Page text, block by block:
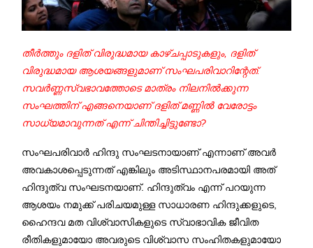
തീര്‍ത്തും ദളിത് വിരുദ്ധമായ കാഴ്ചപ്പാടുകളും, ദളിത്
വിരുദ്ധമായ ആശയങ്ങളുമാണ് സംഘപരിവാറിന്റേത്.
സവര്‍ണ്ണസ്വഭാവത്തോടെ മാത്രം നിലനില്‍ക്കുന്ന
സംഘത്തിന് എങ്ങനെയാണ് ദളിത് മണ്ണില്‍ വേരോട്ടം
സാധ്യമാവുന്നത് എന്ന് ചിന്തിച്ചിട്ടുണ്ടോ?
സംഘപരിവാര്‍ ഹിന്ദു സംഘടനായാണ് എന്നാണ് അവര്‍
അവകാശപ്പെടുന്നത് എങ്കിലും അടിസ്ഥാനപരമായി അത്
ഹിന്ദുത്വ സംഘടനയാണ്. ഹിന്ദുത്വം എന്ന് പറയുന്ന
ആശയം നമുക്ക് പരിചയമുള്ള സാധാരണ ഹിന്ദുക്കളുടെ,
ഹൈന്ദവ മത വിശ്വാസികളുടെ സ്വാഭാവിക ജീവിത
രീതികളുമായോ അവരുടെ വിശ്വാസ സംഹിതകളുമായോ